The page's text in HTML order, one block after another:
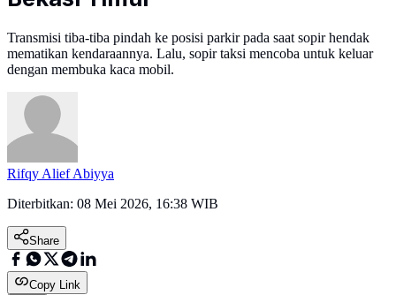
Transmisi tiba-tiba pindah ke posisi parkir pada saat sopir hendak
mematikan kendaraannya. Lalu, sopir taksi mencoba untuk keluar
dengan membuka kaca mobil.
Rifqy Alief Abiyya
Diterbitkan: 08 Mei 2026, 16:38 WIB
Share
Copy Link